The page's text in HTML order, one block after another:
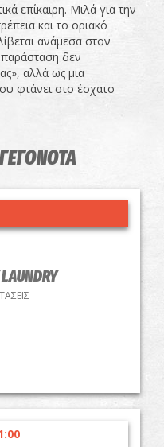
επίκαιρη. Μιλά για την
και το οριακό
ανάμεσα στον
παράσταση δεν
αλλά ως μια
φτάνει στο έσχατο